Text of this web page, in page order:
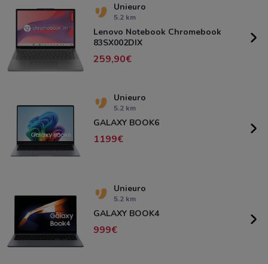
Unieuro
5.2 km
Lenovo Notebook Chromebook
83SX002DIX
259,90
Unieuro
5.2 km
GALAXY BOOK6
1199
Unieuro
5.2 km
GALAXY BOOK4
999